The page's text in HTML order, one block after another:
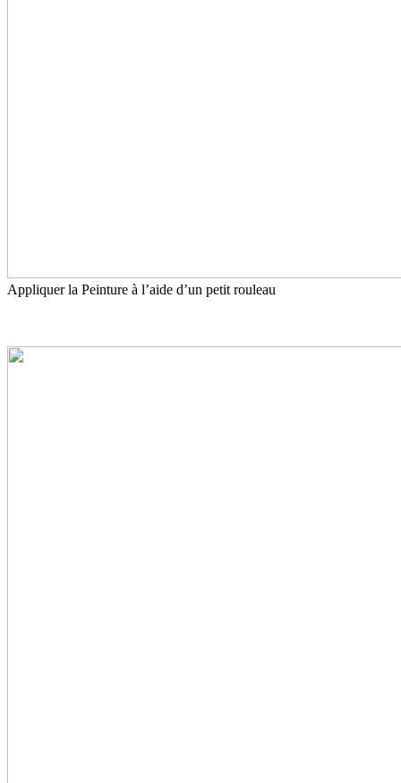
Appliquer la Peinture à l’aide d’un petit rouleau